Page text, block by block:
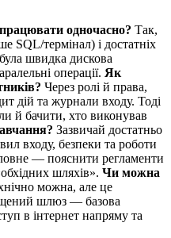
одночасно? Так,
SQL/термінал) і достатніх
швидка дискова
операції. Як
Через ролі й права,
дій та журнали входу. Тоді
й бачити, хто виконував
Зазвичай достатньо
входу, безпеки та роботи
— пояснити регламенти
шляхів». Чи можна
можна, але це
шлюз — базова
в інтернет напряму та